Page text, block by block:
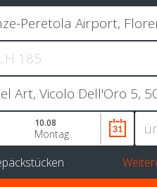
10.08
Montag